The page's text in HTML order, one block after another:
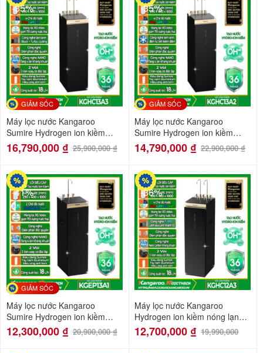
-35%
Máy lọc nước Kangaroo
Sumire Hydrogen ion kiềm
nóng lạnh KGHC13A3
GIẢM SỐC
16,790,000 ₫ 25,900,000₫
-35%
Máy lọc nước Kangaroo
Sumire Hydrogen ion kiềm
nóng lạnh KGHC13A2
GIẢM SỐC
14,790,000 ₫ 22,900,000₫
-41%
Máy lọc nước Kangaroo
Sumire Hydrogen ion kiềm
KGEP13A1
GIẢM SỐC
12,300,000 ₫ 20,900,000₫
-36%
Máy lọc nước Kangaroo
Hydrogen ion kiềm nóng lạnh
KGHC12A3
12,700,000 ₫ 19,990,000